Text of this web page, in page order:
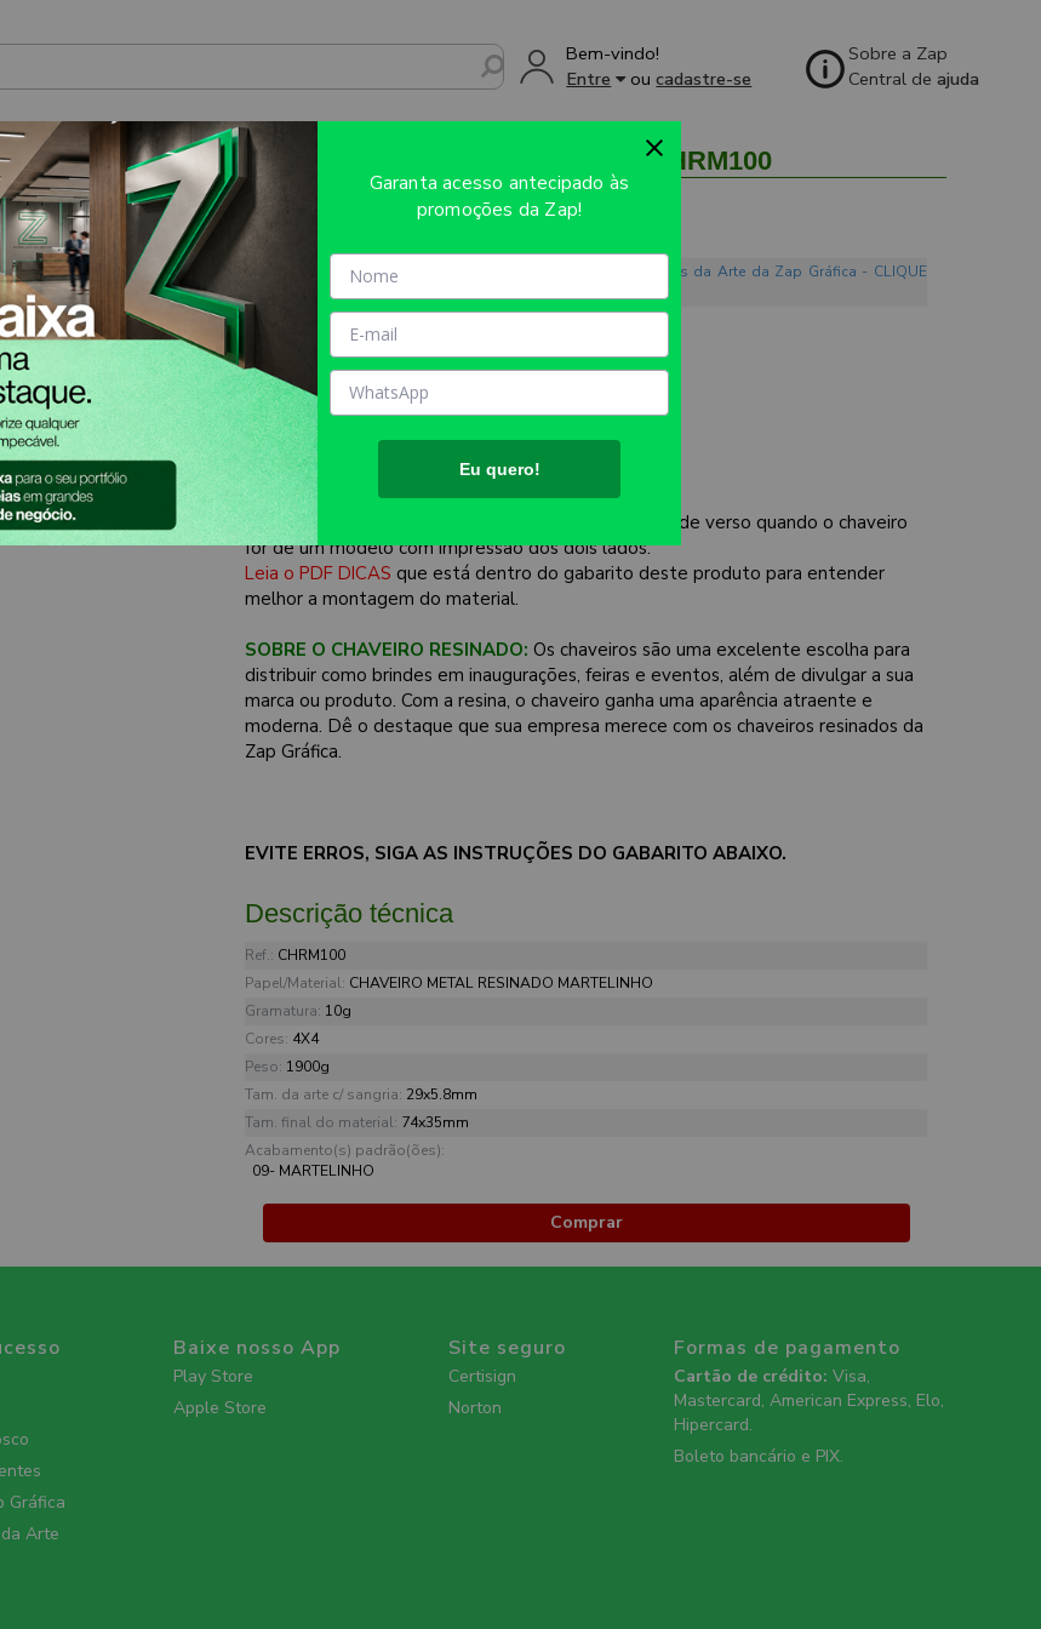
Bem-vindo!
Entre
oucadastre-se
Sobre a Zap
Central deajuda
METAL MARTELINHO - 4X4 - 100unid - CHRM100
Sobre o produto
Evite refugos e erros de impressão. Conheça os Mandamentos da Arte da Zap Gráfica - CLIQUE
MATÉRIA PRIMA:Metal
TAMANHO FINAL DO PRODUTO:
aproximadamente.
TIPO DE IMPRESSÃO: VINIL BRANCO
INFORMAÇÕES IMPORTANTES:
Atenção a batida de verso quando o chaveiro
for de um modelo com impressão dos dois lados.
Leia o PDF DICAS que está dentro do gabarito deste produto para entender
melhor a montagem do material.
SOBRE O CHAVEIRO RESINADO: Os chaveiros são uma excelente escolha para
distribuir como brindes em inaugurações, feiras e eventos, além de divulgar a sua
marca ou produto. Com a resina, o chaveiro ganha uma aparência atraente e
moderna. Dê o destaque que sua empresa merece com os chaveiros resinados da
Zap Gráfica.
EVITE ERROS, SIGA AS INSTRUÇÕES DO GABARITO ABAIXO.
Descrição técnica
Ref.: CHRM100
Papel/Material: CHAVEIRO METAL RESINADO MARTELINHO
Gramatura: 10g
Cores: 4X4
Peso: 1900g
Tam. da arte c/ sangria: 29x5.8mm
Tam. final do material: 74x35mm
Acabamento(s) padrão(ões):
09- MARTELINHO
Comprar
Gráfica
Arte
Baixe nosso App
Play Store
Apple Store
Site seguro
Certisign
Norton
Formas de pagamento
Cartão de crédito: Visa,
Mastercard, American Express, Elo,
Hipercard.
Boleto bancário e PIX.
Garanta acesso antecipado às
promoções da Zap!
Eu quero!